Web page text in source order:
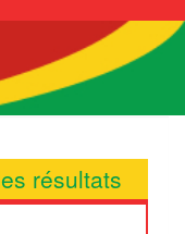
résultats